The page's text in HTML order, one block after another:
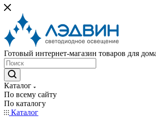
Готовый интернет-магазин товаров для
Каталог
По всему сайту
По каталогу
Каталог